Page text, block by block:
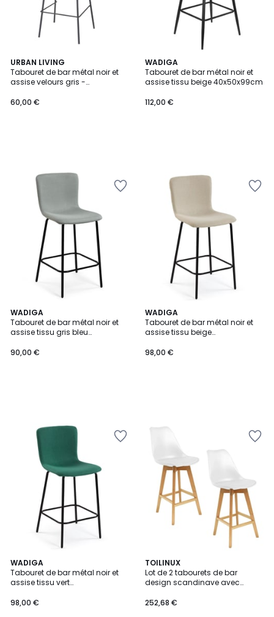
URBAN LIVING
Tabouret de bar métal noir et
assise velours gris -
60,00 €
WADIGA
Tabouret de bar métal noir et
assise tissu beige 40x50x99cm
112,00 €
WADIGA
Tabouret de bar métal noir et
assise tissu gris bleu
90,00 €
WADIGA
Tabouret de bar métal noir et
assise tissu beige
98,00 €
WADIGA
Tabouret de bar métal noir et
assise tissu vert
98,00 €
TOILINUX
Lot de 2 tabourets de bar
design scandinave avec
252,68 €
2
Couleurs